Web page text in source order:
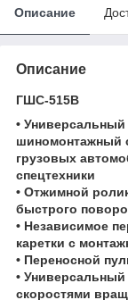
Описание
Описание
ГШС-515В
•
шиномонтажный
грузовых
спецтехники
• Отжимной
быстрого
• Независимое
каретки с
• Переносной
•
скоростями